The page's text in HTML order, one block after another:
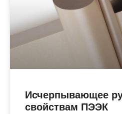
Исчерпывающее
свойствам ПЭЭК